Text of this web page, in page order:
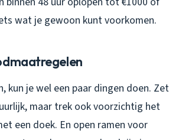
wat je gewoon kunt voorkomen.
kun je wel een paar dingen doen. Zet
maar trek ook voorzichtig het
een doek. En open ramen voor